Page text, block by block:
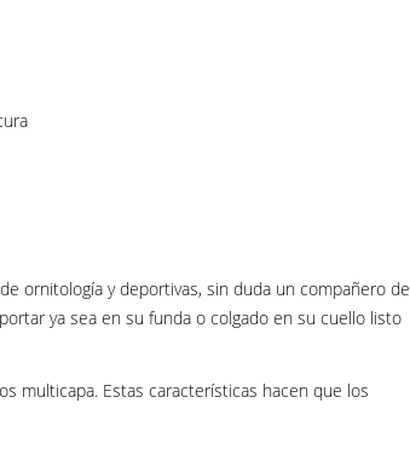
ornitología y deportivas, sin duda un compañero de
ya sea en su funda o colgado en su cuello listo
multicapa. Estas características hacen que los